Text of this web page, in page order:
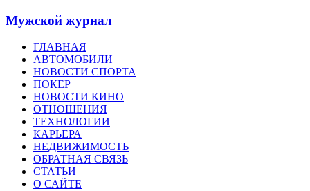
Мужской журнал
ГЛАВНАЯ
АВТОМОБИЛИ
НОВОСТИ СПОРТА
ПОКЕР
НОВОСТИ КИНО
ОТНОШЕНИЯ
ТЕХНОЛОГИИ
КАРЬЕРА
НЕДВИЖИМОСТЬ
ОБРАТНАЯ СВЯЗЬ
СТАТЬИ
О САЙТЕ